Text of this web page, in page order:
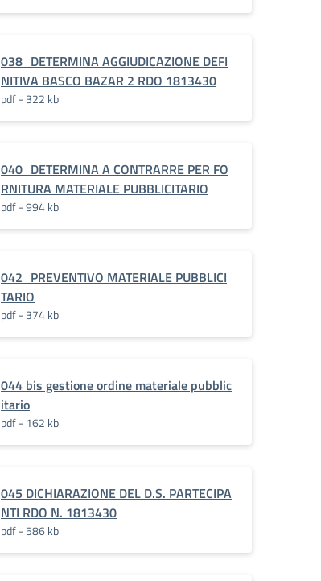
038_DETERMINA AGGIUDICAZIONE DEFI
NITIVA BASCO BAZAR 2 RDO 1813430
pdf - 322 kb
040_DETERMINA A CONTRARRE PER FO
RNITURA MATERIALE PUBBLICITARIO
pdf - 994 kb
042_PREVENTIVO MATERIALE PUBBLICI
TARIO
pdf - 374 kb
044 bis gestione ordine materiale pubblic
itario
pdf - 162 kb
045 DICHIARAZIONE DEL D.S. PARTECIPA
NTI RDO N. 1813430
pdf - 586 kb